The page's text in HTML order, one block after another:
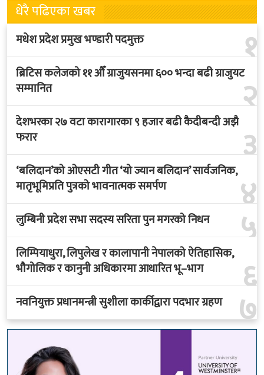
धेरै पढिएका खबर
१
मधेश प्रदेश प्रमुख भण्डारी पदमुक्त
२
ब्रिटिस कलेजको ११ औँ ग्राजुयसनमा ६०० भन्दा बढी ग्राजुयट
सम्मानित
३
देशभरका २७ वटा कारागारका ९ हजार बढी कैदीबन्दी अझै
फरार
४
‘बलिदान’को ओएसटी गीत ‘यो ज्यान बलिदान’ सार्वजनिक,
मातृभूमिप्रति पुत्रको भावनात्मक समर्पण
५
लुम्बिनी प्रदेश सभा सदस्य सरिता पुन मगरको निधन
६
लिम्पियाधुरा, लिपुलेख र कालापानी नेपालको ऐतिहासिक,
भौगोलिक र कानुनी अधिकारमा आधारित भू–भाग
७
नवनियुक्त प्रधानमन्त्री सुशीला कार्कीद्वारा पदभार ग्रहण